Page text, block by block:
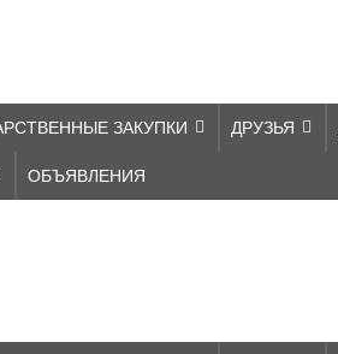
ЗАКУПКИ ДРУЗЬЯ
ОБЪЯВЛЕНИЯ